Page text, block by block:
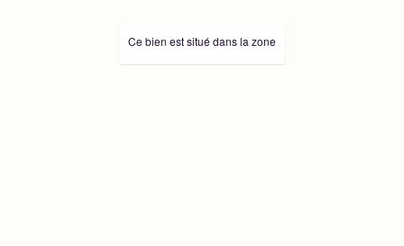
Ce bien est situé dans la zone